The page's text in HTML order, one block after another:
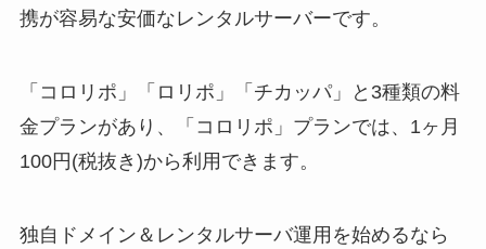
携が容易な安価なレンタルサーバーです。
「コロリポ」「ロリポ」「チカッパ」と3種類の料
金プランがあり、「コロリポ」プランでは、1ヶ月
100円(税抜き)から利用できます。
独自ドメイン＆レンタルサーバ運用を始めるなら